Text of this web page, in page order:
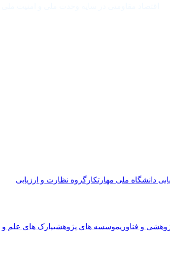
دانشگاه ملی مهارتکارگروه نظارت و ارزیابی
و فناوریموسسه های پژوهشیپارک های علم و